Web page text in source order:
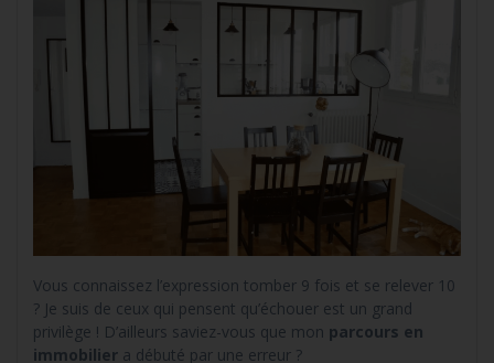
Vous connaissez l’expression tomber 9 fois et se relever 10
? Je suis de ceux qui pensent qu’échouer est un grand
privilège ! D’ailleurs saviez-vous que mon parcours en
immobilier a débuté par une erreur ?